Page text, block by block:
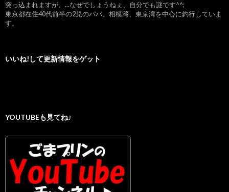
突っ込まれますが、...なぜでしょうねぇ、自分でも謎です^^;
東京都在住40代前半の2児のパパ。相模湾、東京湾を中心に釣行していま
す。
いいね!して更新情報をゲット
YOUTUBEも見てね♪